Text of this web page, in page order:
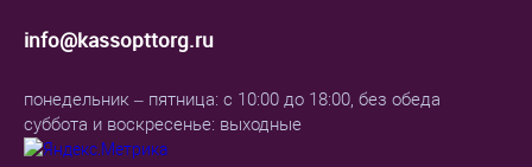
info@kassopttorg.ru
понедельник – пятница: с 10:00 до 18:00, без обеда
суббота и воскресенье: выходные